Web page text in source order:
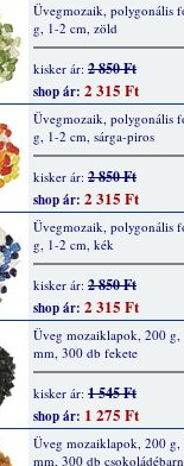
Üvegmozaik, polygonális
g, 1-2 cm, zöld
kisker ár: 2 850 Ft
shop ár: 2 315 Ft
Üvegmozaik, polygonális
g, 1-2 cm, sárga-piros
kisker ár: 2 850 Ft
shop ár: 2 315 Ft
Üvegmozaik, polygonális
g, 1-2 cm, kék
kisker ár: 2 850 Ft
shop ár: 2 315 Ft
Üveg mozaiklapok, 200
mm, 300 db fekete
kisker ár: 1 545 Ft
shop ár: 1 275 Ft
Üveg mozaiklapok, 200
mm, 300 db